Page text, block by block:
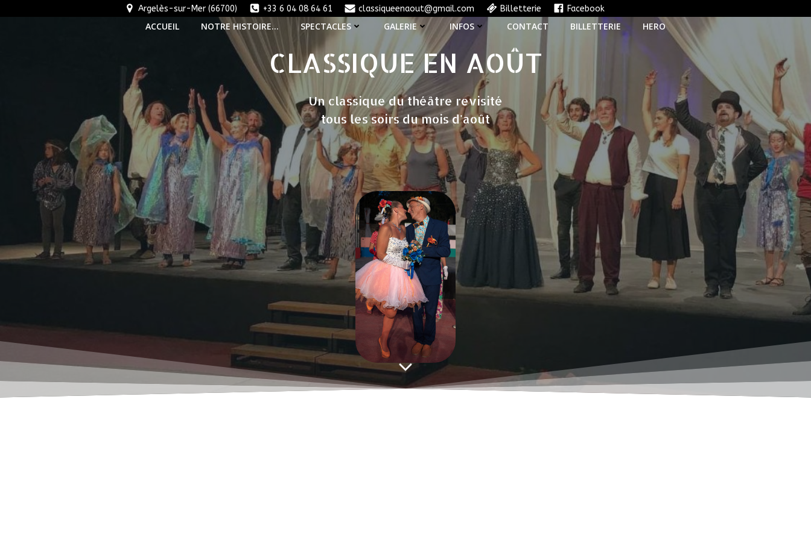
Argelès-sur-Mer (66700) +33 6 04 08 64 61 classiqueenaout@gmail.com Billetterie Facebook
ACCUEIL NOTRE HISTOIRE… SPECTACLES GALERIE INFOS CONTACT BILLETTERIE HERO
CLASSIQUE EN AOÛT
Un classique du théâtre revisité
tous les soirs du mois d'août